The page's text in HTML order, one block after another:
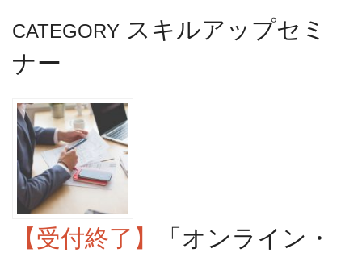
CATEGORY スキルアップセミ
ナー
【受付終了】
「オンライン・